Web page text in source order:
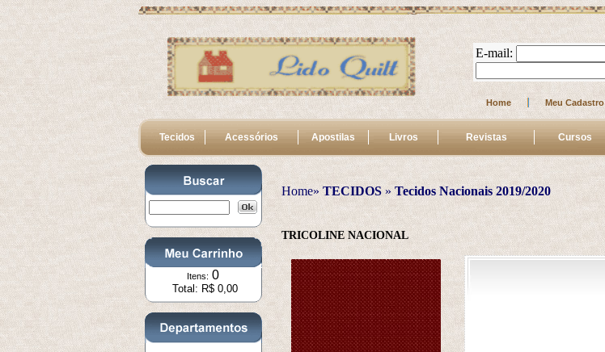
E-mail:
Home Meu Cadastro
Tecidos Acessórios Apostilas Livros Revistas Cursos
Itens: 0
Total: R$ 0,00
Home»TECIDOS » Tecidos Nacionais 2019/2020
TRICOLINE NACIONAL